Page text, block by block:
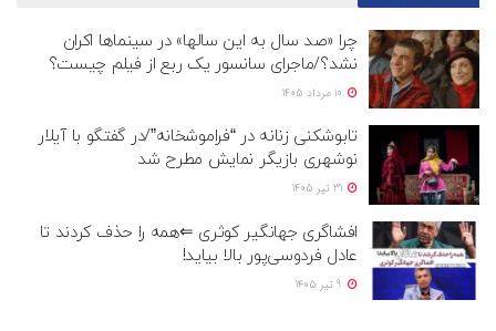
چرا «صد سال به این سالها» در سینماها اکران
نشد؟/ماجرای سانسور یک ربع از فیلم چیست؟
تابوشکنی زنانه در “فراموشخانه”/در گفتگو با آیلار
نوشهری بازیگر نمایش مطرح شد
افشاگری جهانگیر کوثری ⇐همه‌ را حذف کردند تا
عادل فردوسی‌پور بالا بیاید!